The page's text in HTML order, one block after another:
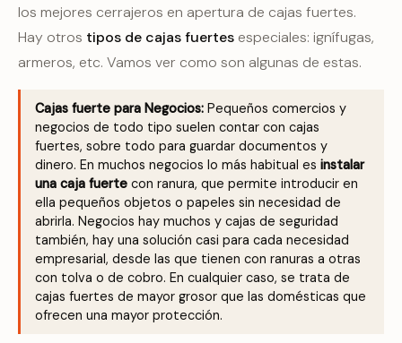
los mejores cerrajeros en apertura de cajas fuertes.
Hay otros tipos de cajas fuertes especiales: ignífugas,
armeros, etc. Vamos ver como son algunas de estas.
Cajas fuerte para Negocios: Pequeños comercios y
negocios de todo tipo suelen contar con cajas
fuertes, sobre todo para guardar documentos y
dinero. En muchos negocios lo más habitual es instalar
una caja fuerte con ranura, que permite introducir en
ella pequeños objetos o papeles sin necesidad de
abrirla. Negocios hay muchos y cajas de seguridad
también, hay una solución casi para cada necesidad
empresarial, desde las que tienen con ranuras a otras
con tolva o de cobro. En cualquier caso, se trata de
cajas fuertes de mayor grosor que las domésticas que
ofrecen una mayor protección.